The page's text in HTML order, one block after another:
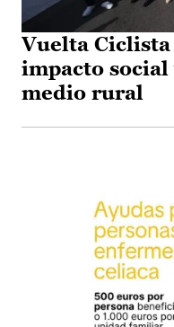
Vuelta
impacto social
medio rural